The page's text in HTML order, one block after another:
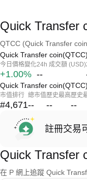
Quick Transfer
QTCC (Quick Transfer
Quick Transfer
今日價格變化
+1.00%
24h 成交額 (USD)
--
Quick Transfer
市值排行
#4,671
總市值
--
歷史最高
--
歷史
--
註冊交易
Quick Transfer
在 P 網上追蹤 Quick